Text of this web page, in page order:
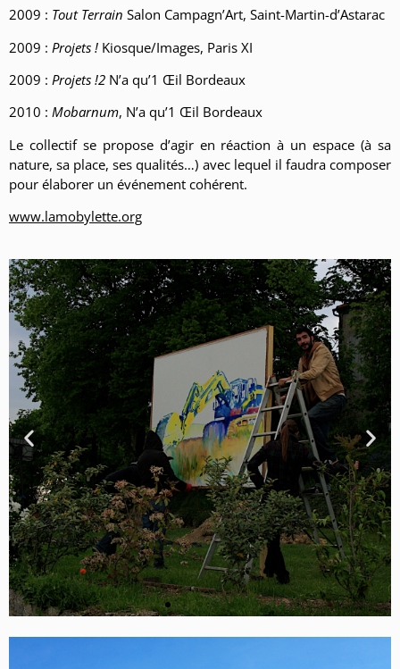
2009 : Tout Terrain Salon Campagn’Art, Saint-Martin-d’Astarac
2009 : Projets ! Kiosque/Images, Paris XI
2009 : Projets !2 N’a qu’1 Œil Bordeaux
2010 : Mobarnum, N’a qu’1 Œil Bordeaux
Le collectif se propose d’agir en réaction à un espace (à sa
nature, sa place, ses qualités…) avec lequel il faudra composer
pour élaborer un événement cohérent.
www.lamobylette.org